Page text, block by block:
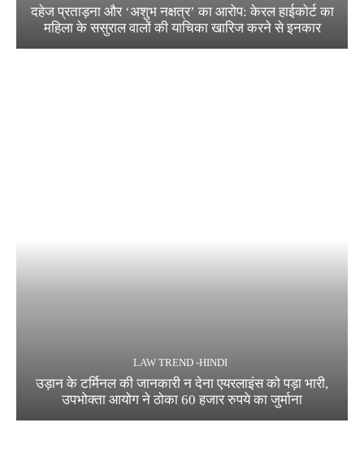
दहेज प्रताड़ना और ‘अशुभ नक्षत्र’ का आरोप: केरल हाईकोर्ट का
महिला के ससुराल वालों की याचिका खारिज करने से इनकार
LAW TREND -HINDI
उड़ान के टर्मिनल की जानकारी न देना एयरलाइंस को पड़ा भारी,
उपभोक्ता आयोग ने ठोका 60 हजार रुपये का जुर्माना